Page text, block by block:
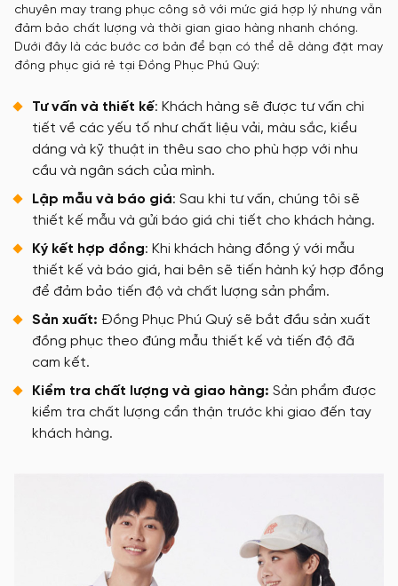
chuyên may trang phục công sở với mức giá hợp lý nhưng vẫn
đảm bảo chất lượng và thời gian giao hàng nhanh chóng.
Dưới đây là các bước cơ bản để bạn có thể dễ dàng đặt may
đồng phục giá rẻ tại Đồng Phục Phú Quý:
Tư vấn và thiết kế: Khách hàng sẽ được tư vấn chi
tiết về các yếu tố như chất liệu vải, màu sắc, kiểu
dáng và kỹ thuật in thêu sao cho phù hợp với nhu
cầu và ngân sách của mình.
Lập mẫu và báo giá: Sau khi tư vấn, chúng tôi sẽ
thiết kế mẫu và gửi báo giá chi tiết cho khách hàng.
Ký kết hợp đồng: Khi khách hàng đồng ý với mẫu
thiết kế và báo giá, hai bên sẽ tiến hành ký hợp đồng
để đảm bảo tiến độ và chất lượng sản phẩm.
Sản xuất: Đồng Phục Phú Quý sẽ bắt đầu sản xuất
đồng phục theo đúng mẫu thiết kế và tiến độ đã
cam kết.
Kiểm tra chất lượng và giao hàng: Sản phẩm được
kiểm tra chất lượng cẩn thận trước khi giao đến tay
khách hàng.